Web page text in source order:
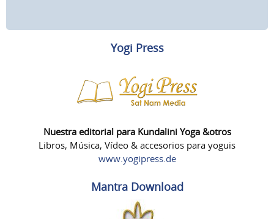
Yogi Press
Nuestra editorial para Kundalini Yoga &otros
Libros, Música, Vídeo & accesorios para yoguis
www.yogipress.de
Mantra Download